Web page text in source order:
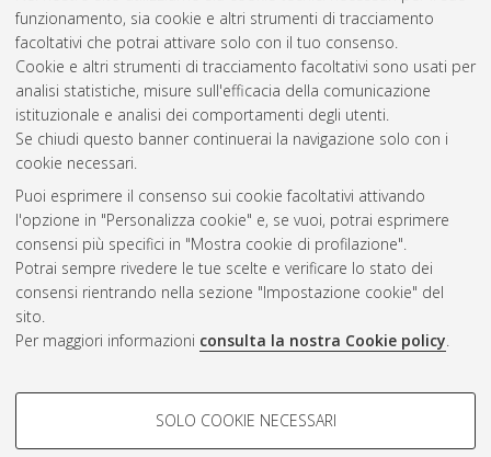
funzionamento, sia cookie e altri strumenti di tracciamento
facoltativi che potrai attivare solo con il tuo consenso.
Cookie e altri strumenti di tracciamento facoltativi sono usati per
analisi statistiche, misure sull'efficacia della comunicazione
istituzionale e analisi dei comportamenti degli utenti.
Se chiudi questo banner continuerai la navigazione solo con i
cookie necessari.
Puoi esprimere il consenso sui cookie facoltativi attivando
l'opzione in "Personalizza cookie" e, se vuoi, potrai esprimere
consensi più specifici in "Mostra cookie di profilazione".
Potrai sempre rivedere le tue scelte e verificare lo stato dei
consensi rientrando nella sezione "Impostazione cookie" del
sito.
Per maggiori informazioni consulta la nostra Cookie policy.
COOKIE DI PROFILAZIONE -
SOLO COOKIE NECESSARI
Gestione del documento:
Atom
Rss 1.0
Rss 2.0
AMS Laurea
Impostazioni Cookie
Informativa sulla privacy
Condizioni d’uso del sito